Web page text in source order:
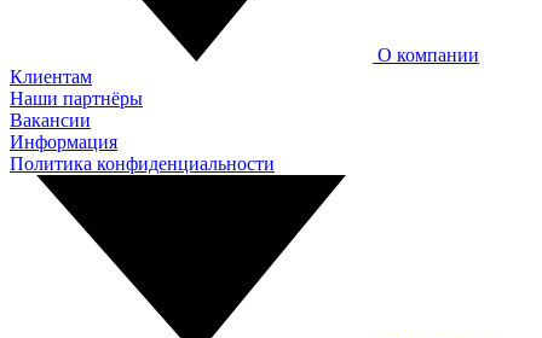
О компании
Клиентам
Наши партнёры
Вакансии
Информация
Политика конфиденциальности